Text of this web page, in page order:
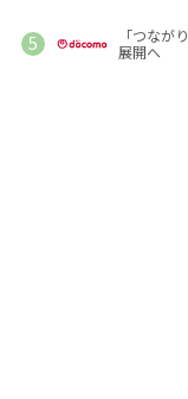
「つな
展開へ